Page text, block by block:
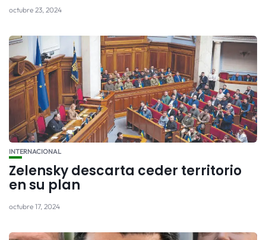
octubre 23, 2024
INTERNACIONAL
Zelensky descarta ceder territorio
en su plan
octubre 17, 2024